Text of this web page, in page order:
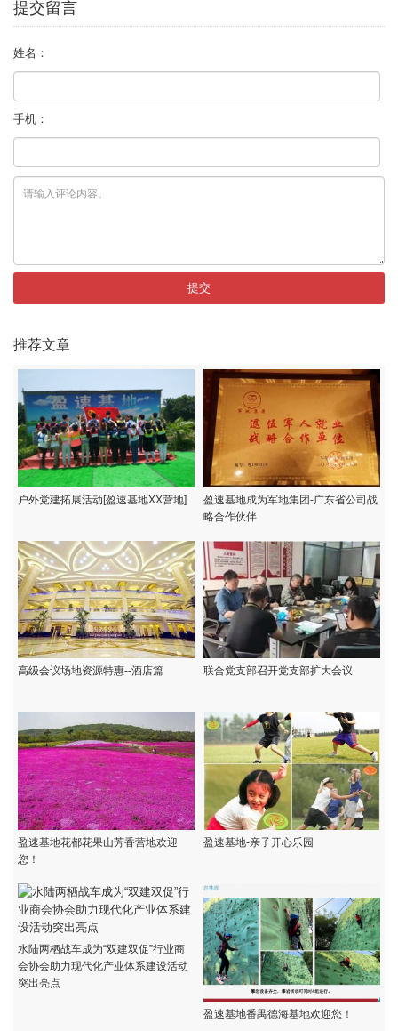
提交留言
姓名：
手机：
提交
推荐文章
户外党建拓展活动[盈速基地XX营地]
盈速基地成为军地集团-广东省公司战
略合作伙伴
高级会议场地资源特惠--酒店篇 联合党支部召开党支部扩大会议
盈速基地花都花果山芳香营地欢迎
您！
盈速基地-亲子开心乐园
水陆两栖战车成为“双建双促”行业商
会协会助力现代化产业体系建设活动
突出亮点
盈速基地番禺德海基地欢迎您！